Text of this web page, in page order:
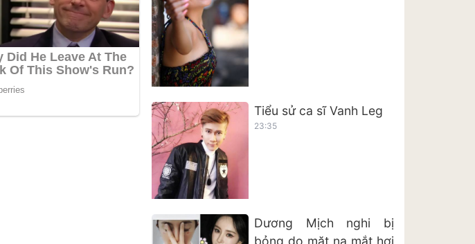
Tiểu sử ca sĩ Vanh Leg
23:35
Dương Mịch nghi bị